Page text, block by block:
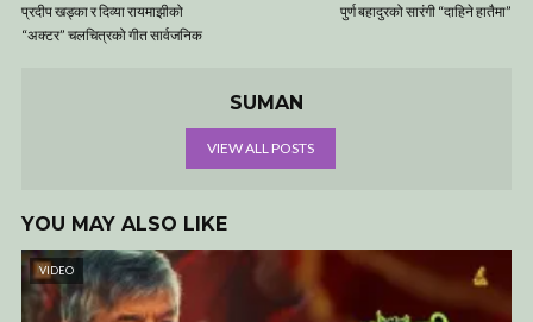
प्रदीप खड्का र दिव्या रायमाझीको
“अक्टर” चलचित्रको गीत सार्वजनिक
पुर्ण बहादुरको सारंगी “दाहिने हातैमा”
SUMAN
VIEW ALL POSTS
YOU MAY ALSO LIKE
VIDEO